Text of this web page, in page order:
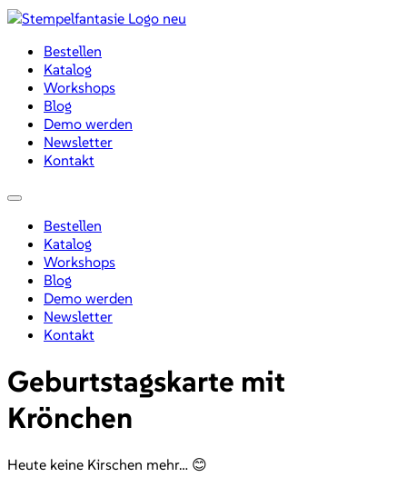
Zum
wechselnBestellen
Katalog
Workshops
Blog
Demo werden
Newsletter
Kontakt
Menü
Bestellen
Katalog
Workshops
Blog
Demo werden
Newsletter
Kontakt
Geburtstagskarte mit
Krönchen
Heute keine Kirschen mehr… 😊